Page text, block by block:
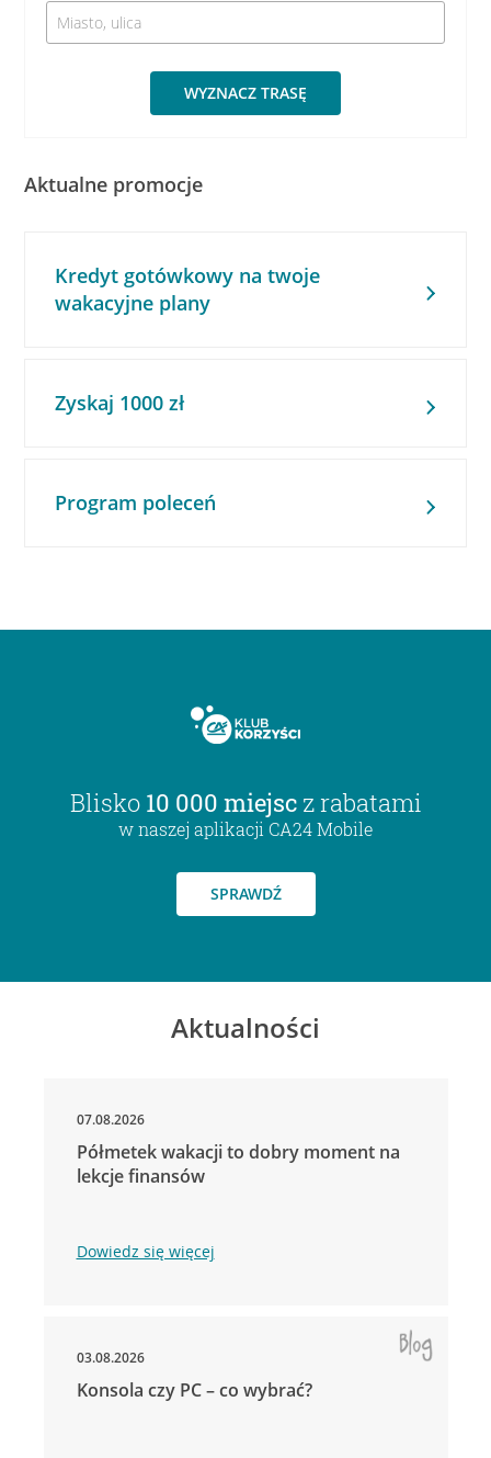
WYZNACZ TRASĘ
Aktualne promocje
Kredyt gotówkowy na twoje
wakacyjne plany
Zyskaj 1000 zł
Program poleceń
Blisko 10 000 miejsc z rabatami
w naszej aplikacji CA24 Mobile
SPRAWDŹ
Aktualności
07.08.2026
Półmetek wakacji to dobry moment na
lekcje finansów
Dowiedz się więcej
03.08.2026
Konsola czy PC – co wybrać?